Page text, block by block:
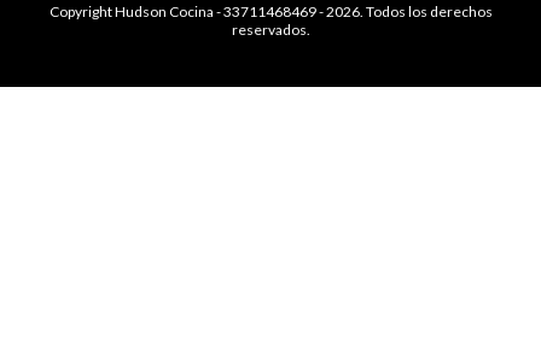
Copyright Hudson Cocina - 33711468469 - 2026. Todos los derechos
reservados.